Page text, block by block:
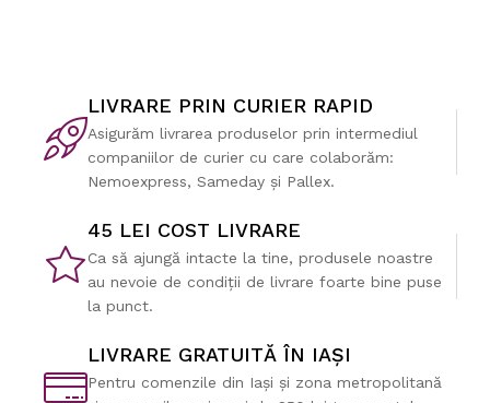
LIVRARE PRIN CURIER RAPID
Asigurăm livrarea produselor prin intermediul
companiilor de curier cu care colaborăm:
Nemoexpress, Sameday și Pallex.
45 LEI COST LIVRARE
Ca să ajungă intacte la tine, produsele noastre
au nevoie de condiții de livrare foarte bine puse
la punct.
LIVRARE GRATUITĂ ÎN IAȘI
Pentru comenzile din Iași și zona metropolitană